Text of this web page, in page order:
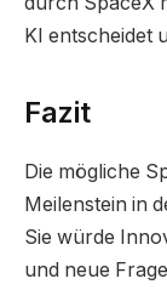
KI entscheidet
Fazit
Die mögliche
Meilenstein in
Sie würde
und neue